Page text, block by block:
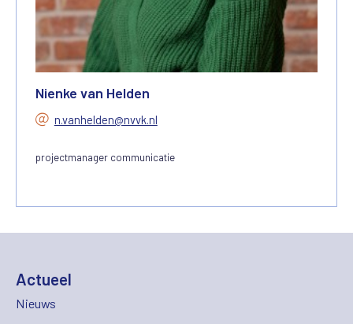
Nienke van Helden
n.vanhelden@nvvk.nl
projectmanager communicatie
Actueel
Nieuws